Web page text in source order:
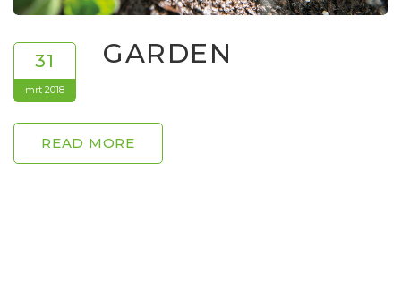
31
mrt 2018
GARDEN
READ MORE